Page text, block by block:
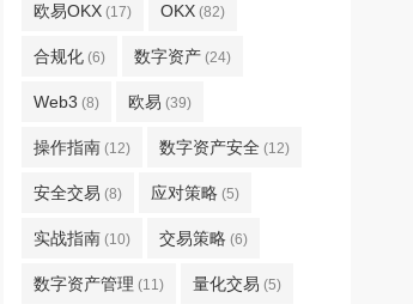
欧易OKX (17) OKX (82)
合规化 (6) 数字资产 (24)
Web3 (8) 欧易 (39)
操作指南 (12) 数字资产安全 (12)
安全交易 (8) 应对策略 (5)
实战指南 (10) 交易策略 (6)
数字资产管理 (11) 量化交易 (5)